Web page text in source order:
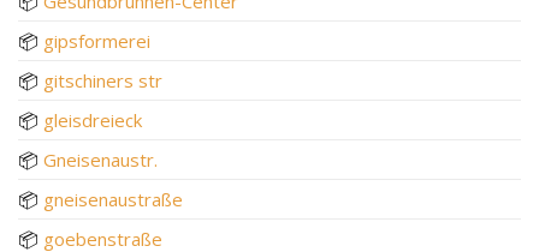
📦 gipsformerei
📦 gitschiners str
📦 gleisdreieck
📦 Gneisenaustr.
📦 gneisenaustraße
📦 goebenstraße